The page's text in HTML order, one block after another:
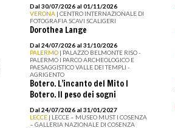
Dal 30/07/2026 al 01/11/2026
VERONA | CENTRO INTERNAZIONALE DI
FOTOGRAFIA SCAVI SCALIGERI
Dorothea Lange
Dal 24/07/2026 al 31/10/2026
PALERMO | PALAZZO BELMONTE RISO -
PALERMO I PARCO ARCHEOLOGICO E
PAESAGGISTICO VALLE DEI TEMPLI -
AGRIGENTO
Botero. L’incanto del Mito I
Botero. Il peso dei sogni
Dal 24/07/2026 al 31/01/2027
LECCE | LECCE – MUSEO MUST I COSENZA
– GALLERIA NAZIONALE DI COSENZA